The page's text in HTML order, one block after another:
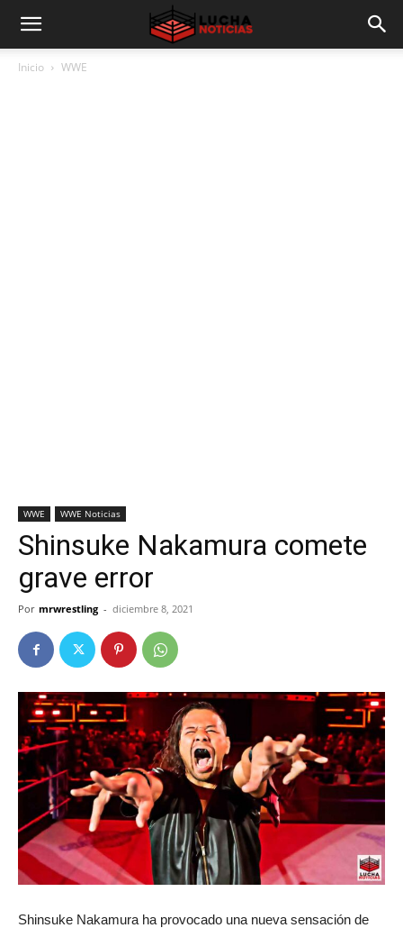
Inicio WWE
WWE WWE Noticias
Shinsuke Nakamura comete
grave error
Por mrwrestling - diciembre 8, 2021
Shinsuke Nakamura ha provocado una nueva sensación de